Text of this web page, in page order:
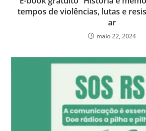
tempos de violências, lutas e
ar
maio 22, 2024